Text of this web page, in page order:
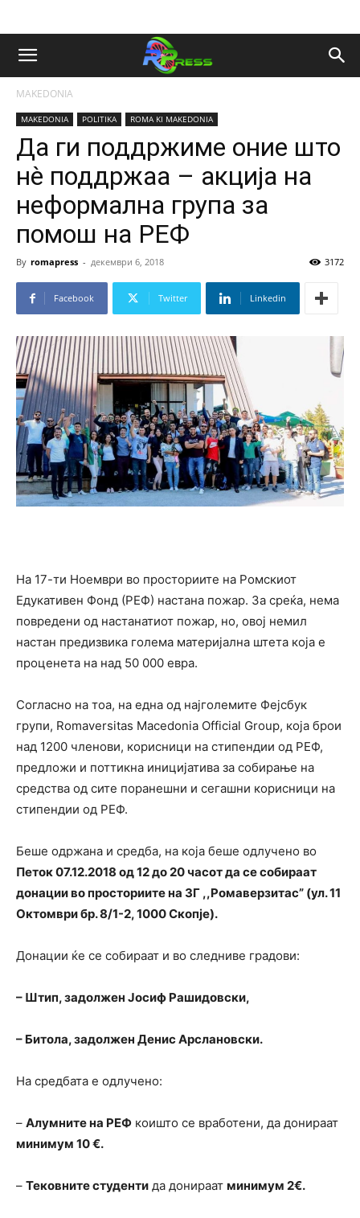
MAKEDONIA
MAKEDONIA POLITIKA ROMA KI MAKEDONIA
Да ги поддржиме оние што
нè поддржаа – акција на
неформална група за
помош на РЕФ
By romapress - декември 6, 2018 3172
Facebook Twitter Linkedin
На 17-ти Ноември во просториите на Ромскиот
Едукативен Фонд (РЕФ) настана пожар. За среќа, нема
повредени од настанатиот пожар, но, овој немил
настан предизвика голема материјална штета која е
проценета на над 50 000 евра.
Согласно на тоа, на една од најголемите Фејсбук
групи, Romaversitas Macedonia Official Group, која брои
над 1200 членови, корисници на стипендии од РЕФ,
предложи и поттикна иницијатива за собирање на
средства од сите поранешни и сегашни корисници на
стипендии од РЕФ.
Беше одржана и средба, на која беше одлучено во
Петок 07.12.2018 од 12 до 20 часот да се собираат
донации во просториите на ЗГ ,,Ромаверзитас” (ул. 11
Октомври бр. 8/1-2, 1000 Скопје).
Донации ќе се собираат и во следниве градови:
– Штип, задолжен Јосиф Рашидовски,
– Битола, задолжен Денис Арслановски.
На средбата е одлучено:
– Алумните на РЕФ коишто се вработени, да донираат
минимум 10 €.
– Тековните студенти да донираат минимум 2€.